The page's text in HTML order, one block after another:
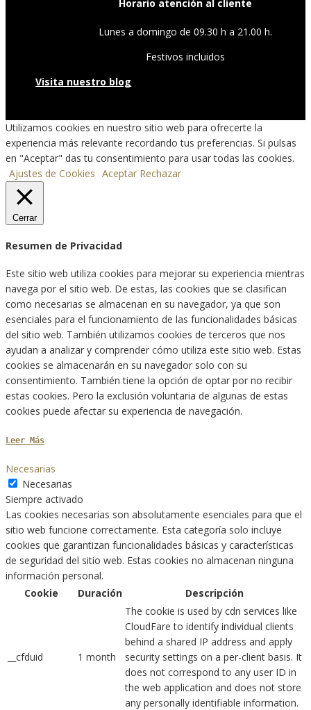
Horario atención al cliente
Lunes a domingo de 09.30 h a 21.00 h.
Festivos incluidos
Visita nuestro blog
Utilizamos cookies en nuestro sitio web para ofrecerte la
experiencia más relevante recordando tus preferencias. Si pulsas
en "Aceptar" das tu consentimiento para usar todas las cookies.
Ajustes de Cookies Aceptar Rechazar
Cerrar
Resumen de Privacidad
Este sitio web utiliza cookies para mejorar su experiencia mientras
navega por el sitio web. De estas, las cookies que se clasifican
como necesarias se almacenan en su navegador, ya que son
esenciales para el funcionamiento de las funcionalidades básicas
del sitio web. También utilizamos cookies de terceros que nos
ayudan a analizar y comprender cómo utiliza este sitio web. Estas
cookies se almacenarán en su navegador solo con su
consentimiento. También tiene la opción de optar por no recibir
estas cookies. Pero la exclusión voluntaria de algunas de estas
cookies puede afectar su experiencia de navegación.
Leer Más
Necesarias
Necesarias
Siempre activado
Las cookies necesarias son absolutamente esenciales para que el
sitio web funcione correctamente. Esta categoría solo incluye
cookies que garantizan funcionalidades básicas y características
de seguridad del sitio web. Estas cookies no almacenan ninguna
información personal.
Cookie
Duración Descripción
__cfduid 1 month
The cookie is used by cdn services like
CloudFare to identify individual clients
behind a shared IP address and apply
security settings on a per-client basis. It
does not correspond to any user ID in
the web application and does not store
any personally identifiable information.